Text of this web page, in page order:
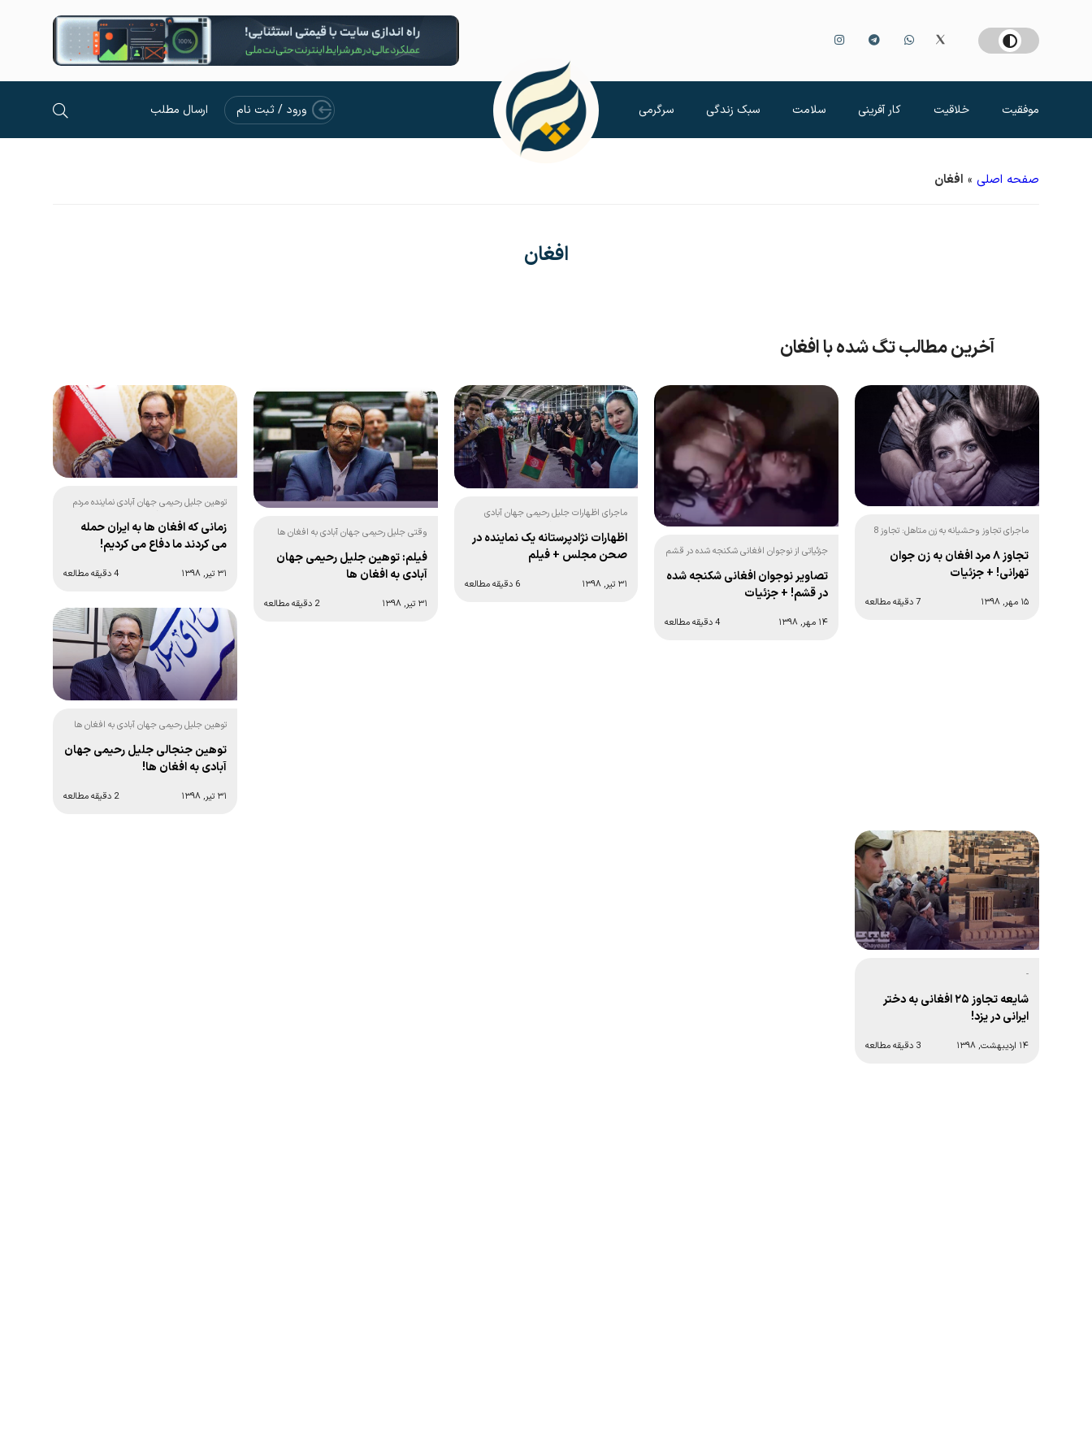
موفقیت خلاقیت کار آفرینی سلامت سبک زندگی سرگرمی ورود / ثبت نام ارسال مطلب
صفحه اصلی » افغان
افغان
آخرین مطالب تگ شده با افغان
ماجرای تجاوز وحشیانه به زن متاهل: تجاوز 8
عکس
تجاوز ۸ مرد افغان به زن جوان
تهرانی! + جزئیات
۱۵ مهر, ۱۳۹۸ 7 دقیقه مطالعه
جزئیاتی از نوجوان افغانی شکنجه شده در قشم
تصاویر نوجوان افغانی شکنجه شده
در قشم! + جزئیات
۱۴ مهر, ۱۳۹۸ 4 دقیقه مطالعه
ماجرای اظهارات جلیل رحیمی جهان آبادی
اظهارات نژادپرستانه یک نماینده در
صحن مجلس + فیلم
۳۱ تیر, ۱۳۹۸ 6 دقیقه مطالعه
وقتی جلیل رحیمی جهان آبادی به افغان ها
فیلم: توهین جلیل رحیمی جهان
آبادی به افغان ها
۳۱ تیر, ۱۳۹۸ 2 دقیقه مطالعه
توهین جلیل رحیمی جهان آبادی نماینده مردم
زمانی که افغان ها به ایران حمله
می کردند ما دفاع می کردیم!
۳۱ تیر, ۱۳۹۸ 4 دقیقه مطالعه
توهین جلیل رحیمی جهان آبادی به افغان ها
توهین جنجالی جلیل رحیمی جهان
آبادی به افغان ها!
۳۱ تیر, ۱۳۹۸ 2 دقیقه مطالعه
-
شایعه تجاوز ۲۵ افغانی به دختر
ایرانی در یزد!
۱۴ اردیبهشت, ۱۳۹۸ 3 دقیقه مطالعه